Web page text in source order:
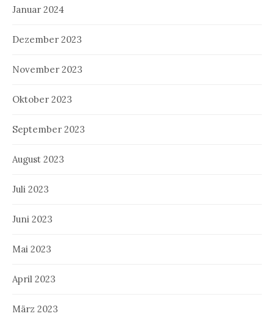
Januar 2024
Dezember 2023
November 2023
Oktober 2023
September 2023
August 2023
Juli 2023
Juni 2023
Mai 2023
April 2023
März 2023